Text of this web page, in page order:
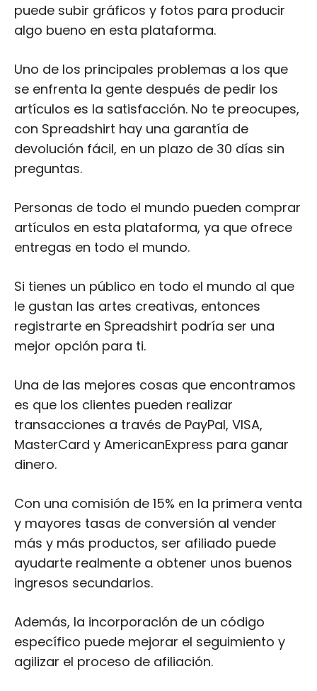
puede subir gráficos y fotos para producir
algo bueno en esta plataforma.
Uno de los principales problemas a los que
se enfrenta la gente después de pedir los
artículos es la satisfacción. No te preocupes,
con Spreadshirt hay una garantía de
devolución fácil, en un plazo de 30 días sin
preguntas.
Personas de todo el mundo pueden comprar
artículos en esta plataforma, ya que ofrece
entregas en todo el mundo.
Si tienes un público en todo el mundo al que
le gustan las artes creativas, entonces
registrarte en Spreadshirt podría ser una
mejor opción para ti.
Una de las mejores cosas que encontramos
es que los clientes pueden realizar
transacciones a través de PayPal, VISA,
MasterCard y AmericanExpress para ganar
dinero.
Con una comisión de 15% en la primera venta
y mayores tasas de conversión al vender
más y más productos, ser afiliado puede
ayudarte realmente a obtener unos buenos
ingresos secundarios.
Además, la incorporación de un código
específico puede mejorar el seguimiento y
agilizar el proceso de afiliación.